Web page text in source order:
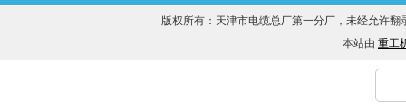
版权所有：天津市电缆总厂第一分厂，未经允许
本站由 重工